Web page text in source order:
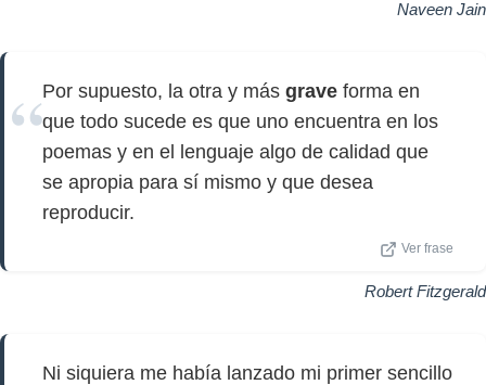
Naveen Jain
Por supuesto, la otra y más grave forma en
que todo sucede es que uno encuentra en los
poemas y en el lenguaje algo de calidad que
se apropia para sí mismo y que desea
reproducir.
Ver frase
Robert Fitzgerald
Ni siquiera me había lanzado mi primer sencillo